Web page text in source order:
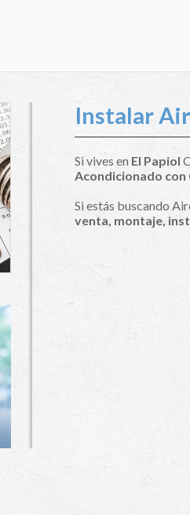
Instalar
Si vives en El Papiol
Acondicionado con
Si estás buscando
venta, montaje,